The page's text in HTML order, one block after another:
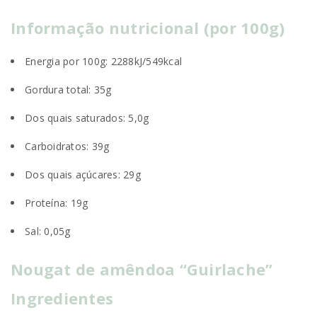
Informação nutricional (por 100g)
Energia por 100g: 2288kJ/549kcal
Gordura total: 35g
Dos quais saturados: 5,0g
Carboidratos: 39g
Dos quais açúcares: 29g
Proteína: 19g
Sal: 0,05g
Nougat de amêndoa “Guirlache”
Ingredientes